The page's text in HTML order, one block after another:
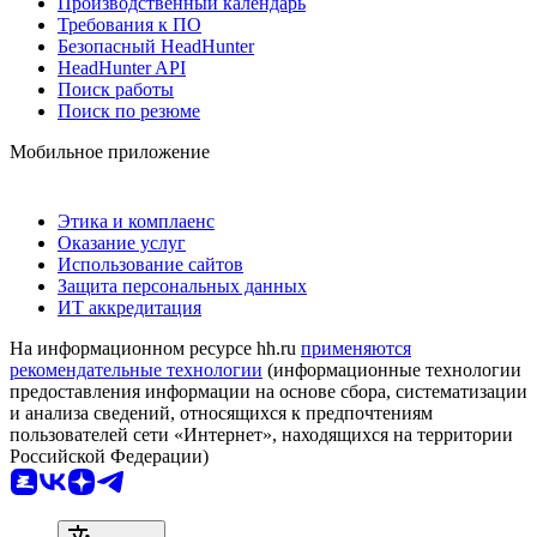
Требования к ПО
Безопасный HeadHunter
HeadHunter API
Поиск работы
Поиск по резюме
Мобильное приложение
Этика и комплаенс
Оказание услуг
Использование сайтов
Защита персональных данных
ИТ аккредитация
На информационном ресурсе hh.ru применяются
рекомендательные технологии (информационные технологии
предоставления информации на основе сбора, систематизации
и анализа сведений, относящихся к предпочтениям
пользователей сети «Интернет», находящихся на территории
Российской Федерации)